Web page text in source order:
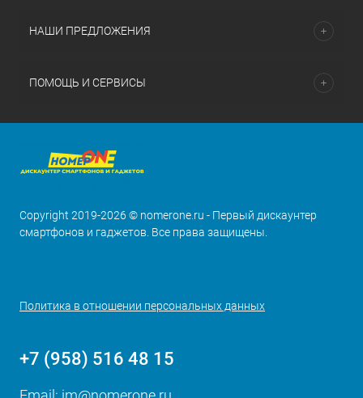
НАШИ ПРЕДЛОЖЕНИЯ
ПОМОЩЬ И СЕРВИСЫ
Copyright 2019-2026 © nomerone.ru - Первый дискаунтер
смартфонов и гаджетов. Все права защищены.
Политика в отношении персональных данных
+7 (958) 516 48 15